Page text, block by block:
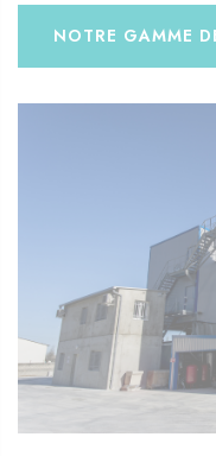
NOTRE GAMME